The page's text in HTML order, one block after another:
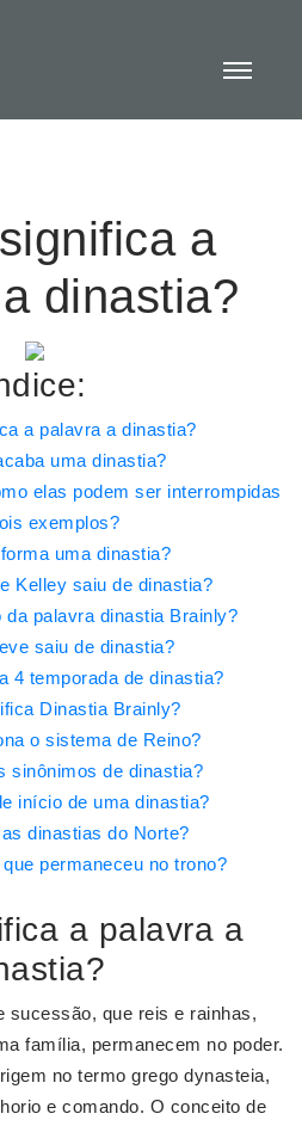
a
dinastia?
a palavra a dinastia?
uma dinastia?
elas podem ser interrompidas
exemplos?
uma dinastia?
Kelley saiu de dinastia?
da palavra dinastia Brainly?
saiu de dinastia?
4 temporada de dinastia?
Dinastia Brainly?
o sistema de Reino?
sinônimos de dinastia?
início de uma dinastia?
dinastias do Norte?
permaneceu no trono?
a palavra a
sucessão, que reis e rainhas,
família, permanecem no poder.
no termo grego dynasteia,
e comando. O conceito de